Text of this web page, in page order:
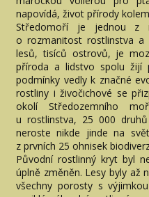
napovídá, život přírody
Středomoří je jednou z
o rozmanitost rostlinstva a
lesů, tisíců ostrovů, je
příroda a lidstvo spolu žijí
podmínky vedly k značné
rostliny i živočichové se
okolí Středozemního
u rostlinstva, 25 000
neroste nikde jinde na
z prvních 25 ohnisek
Původní rostlinný kryt byl
úplně změněn. Lesy byly až
všechny porosty s